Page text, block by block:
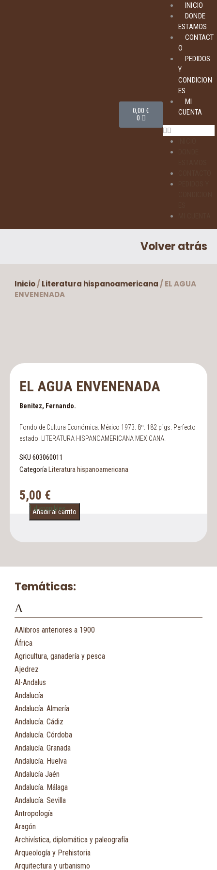
0,00€
0
INICIO
DONDE
ESTAMOS
CONTACT
O
PEDIDOS
Y
CONDICION
ES
MI
CUENTA
Temáticas:
A
AAlibros anteriores a 1900
África
Agricultura, ganadería y pesca
Ajedrez
Al-Andalus
Andalucía
Andalucía. Almería
Andalucía. Cádiz
Andalucía. Córdoba
Andalucía. Granada
Andalucía. Huelva
Andalucía Jaén
Andalucía. Málaga
Andalucía. Sevilla
Antropología
Aragón
Archivística, diplomática y paleografía
Arqueología y Prehistoria
Arquitectura y urbanismo
Volver atrás
Inicio/ Literatura hispanoamericana / EL AGUA
ENVENENADA
EL AGUA ENVENENADA
Benitez, Fernando.
Fondo de Cultura Económica. México 1973. 8º. 182 p´gs. Perfecto
estado. LITERATURA HISPANOAMERICANA MEXICANA.
SKU 603060011
CategoríaLiteratura hispanoamericana
5,00 €
1 disponibles
Añadir al carrito